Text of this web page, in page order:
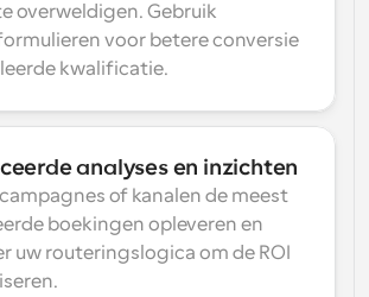
overweldigen. Gebruik
voor betere conversie
kwalificatie.
analyses en inzichten
of kanalen de meest
boekingen opleveren en
uw routeringslogica om de ROI